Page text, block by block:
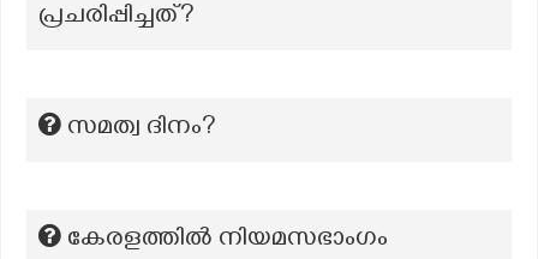
പ്രചരിപ്പിച്ചത്?
സമത്വ ദിനം?
കേരളത്തിൽ നിയമസഭാംഗം